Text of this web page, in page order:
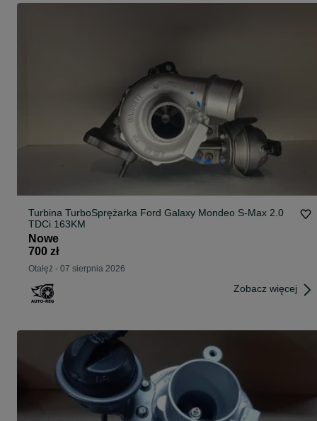
Turbina TurboSprężarka Ford Galaxy Mondeo S-Max 2.0
TDCi 163KM
Nowe
700 zł
Otałęż - 07 sierpnia 2026
Zobacz więcej